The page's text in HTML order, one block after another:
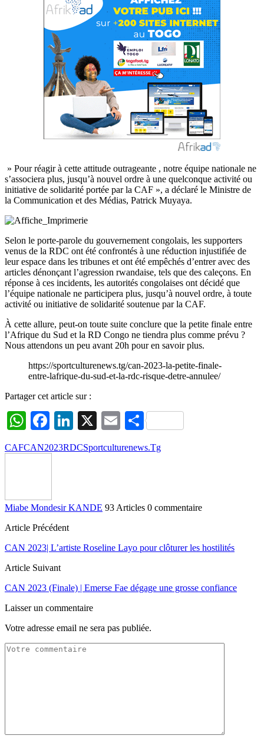
» Pour réagir à cette attitude outrageante , notre équipe nationale ne
s’associera plus, jusqu’à nouvel ordre à une quelconque activité ou
initiative de solidarité portée par la CAF », a déclaré le Ministre de
la Communication et des Médias, Patrick Muyaya.
Selon le porte-parole du gouvernement congolais, les supporters
venus de la RDC ont été confrontés à une réduction injustifiée de
leur espace dans les tribunes et ont été empêchés d’entrer avec des
articles dénonçant l’agression rwandaise, tels que des caleçons. En
réponse à ces incidents, les autorités congolaises ont décidé que
l’équipe nationale ne participera plus, jusqu’à nouvel ordre, à toute
activité ou initiative de solidarité soutenue par la CAF.
À cette allure, peut-on toute suite conclure que la petite finale entre
l’Afrique du Sud et la RD Congo ne tiendra plus comme prévu ?
Nous attendons un peu avant 20h pour en savoir plus.
https://sportculturenews.tg/can-2023-la-petite-finale-
entre-lafrique-du-sud-et-la-rdc-risque-detre-annulee/
Partager cet article sur :
WhatsApp
Facebook
LinkedIn
X EmailPartager
CAFCAN2023RDCSportculturenews.Tg
Miabe Mondesir KANDE 93 Articles 0 commentaire
Article Précédent
CAN 2023| L’artiste Roseline Layo pour clôturer les hostilités
Article Suivant
CAN 2023 (Finale) | Emerse Fae dégage une grosse confiance
Laisser un commentaire
Votre adresse email ne sera pas publiée.